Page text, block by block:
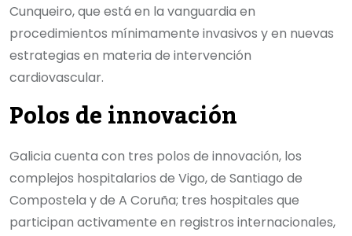
Cunqueiro, que está en la vanguardia en
procedimientos mínimamente invasivos y en nuevas
estrategias en materia de intervención
cardiovascular.
Polos de innovación
Galicia cuenta con tres polos de innovación, los
complejos hospitalarios de Vigo, de Santiago de
Compostela y de A Coruña; tres hospitales que
participan activamente en registros internacionales,